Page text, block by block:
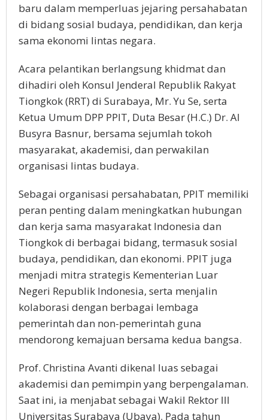
baru dalam memperluas jejaring persahabatan
di bidang sosial budaya, pendidikan, dan kerja
sama ekonomi lintas negara.
Acara pelantikan berlangsung khidmat dan
dihadiri oleh Konsul Jenderal Republik Rakyat
Tiongkok (RRT) di Surabaya, Mr. Yu Se, serta
Ketua Umum DPP PPIT, Duta Besar (H.C.) Dr. Al
Busyra Basnur, bersama sejumlah tokoh
masyarakat, akademisi, dan perwakilan
organisasi lintas budaya.
Sebagai organisasi persahabatan, PPIT memiliki
peran penting dalam meningkatkan hubungan
dan kerja sama masyarakat Indonesia dan
Tiongkok di berbagai bidang, termasuk sosial
budaya, pendidikan, dan ekonomi. PPIT juga
menjadi mitra strategis Kementerian Luar
Negeri Republik Indonesia, serta menjalin
kolaborasi dengan berbagai lembaga
pemerintah dan non-pemerintah guna
mendorong kemajuan bersama kedua bangsa.
Prof. Christina Avanti dikenal luas sebagai
akademisi dan pemimpin yang berpengalaman.
Saat ini, ia menjabat sebagai Wakil Rektor III
Universitas Surabaya (Ubaya). Pada tahun